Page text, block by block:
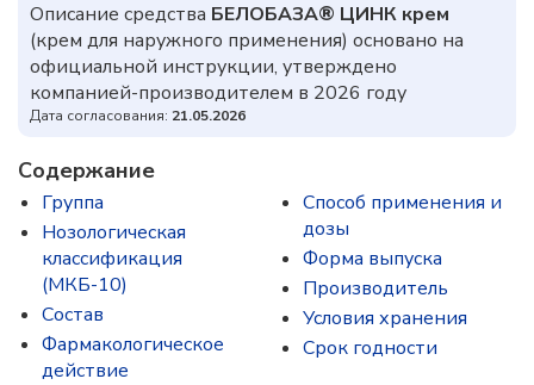
Описание средства БЕЛОБАЗА® ЦИНК крем
(крем для наружного применения) основано на
официальной инструкции, утверждено
компанией-производителем в 2026 году
Дата согласования: 21.05.2026
Содержание
Группа
Нозологическая
классификация
(МКБ-10)
Состав
Фармакологическое
действие
Способ применения и
дозы
Форма выпуска
Производитель
Условия хранения
Срок годности